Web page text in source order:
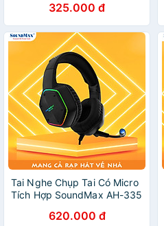
SoundMax AH314 - Hàng
Chính Hãng
325.000 đ
Tai Nghe Chụp Tai Có Micro
Tích Hợp SoundMax AH-335
Đèn LED RGB SoundMax
620.000 đ